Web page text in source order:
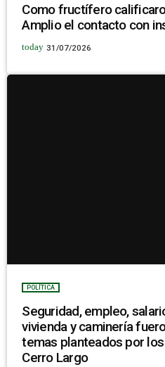
Como fructífero
Amplio el contacto con
today 31/07/2026
POLÍTICA
Seguridad, empleo,
vivienda y caminería
temas planteados por
Cerro Largo